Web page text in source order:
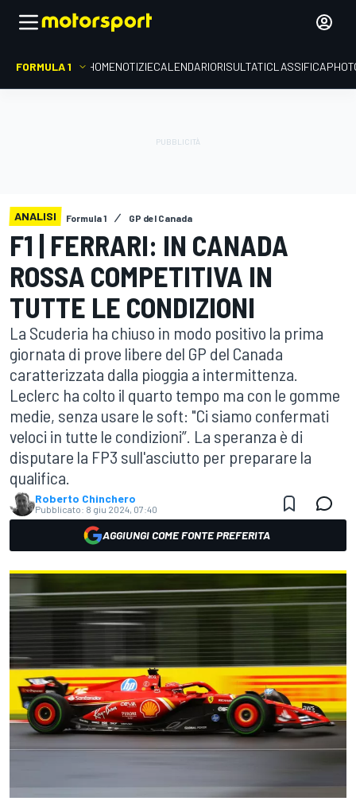
FORMULA 1 HOMENOTIZIECALENDARIORISULTATICLASSIFICA
ANALISI Formula 1 GP del Canada
F1 | FERRARI: IN CANADA
ROSSA COMPETITIVA IN
TUTTE LE CONDIZIONI
La Scuderia ha chiuso in modo positivo la prima
giornata di prove libere del GP del Canada
caratterizzata dalla pioggia a intermittenza.
Leclerc ha colto il quarto tempo ma con le gomme
medie, senza usare le soft: "Ci siamo confermati
veloci in tutte le condizioni”. La speranza è di
disputare la FP3 sull'asciutto per preparare la
qualifica.
Roberto Chinchero
Pubblicato: 8 giu 2024, 07:40
AGGIUNGI COME FONTE PREFERITA